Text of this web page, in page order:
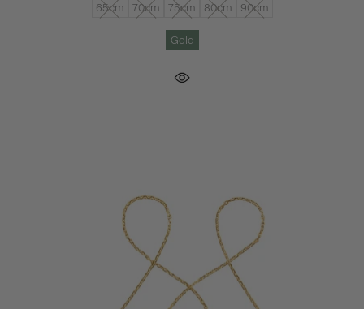
65cm 70cm 75cm 80cm 90cm
Gold